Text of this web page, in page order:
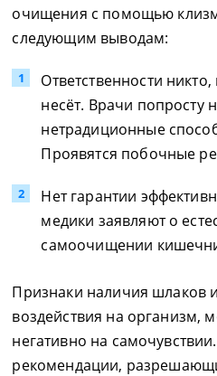
очищения с помощью
следующим выводам:
Ответственности
несёт. Врачи попросту
нетрадиционные
Проявятся побочные
Нет гарантии
медики заявляют о
самоочищении
Признаки наличия шлаков
воздействия на организм,
негативно на
рекомендации,